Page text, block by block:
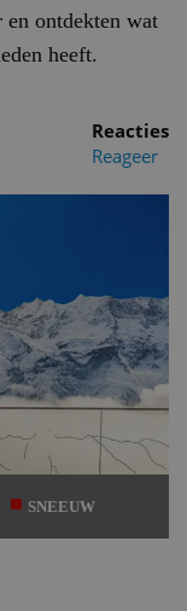
en ontdekten wat
heeft.
Reacties
Reageer
SNEEUW